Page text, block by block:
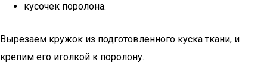
кусочек поролона.
Вырезаем кружок из подготовленного куска ткани, и
крепим его иголкой к поролону.